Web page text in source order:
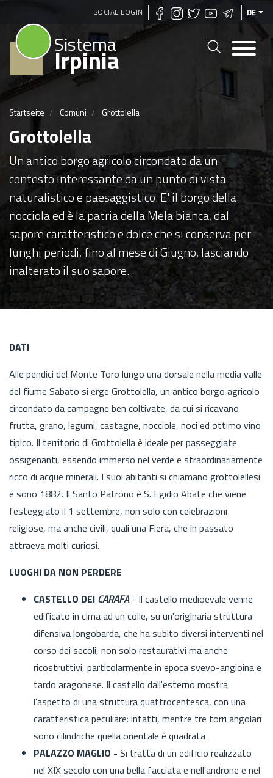
Direkt
zum
SOCIAL LOGIN DE
Sistema
Irpinia
Startseite Comuni Grottolella
Grottolella
Un antico borgo agricolo circondato da un
contesto interessante da un punto di vista
naturalistico e paesaggistico. E' il borgo della
nocciola ed è la patria della Mela bianca, dal
sapore caratteristico e dolce che si conserva per
lunghi periodi, fino al mese di Giugno, lasciando
inalterato il suo sapore.
DATI
Alle pendici del Monte Toro lungo una dorsale nella media valle
del fiume Sabato si erge Grottolella, un antico borgo agricolo
circondato da campagne ben coltivate, da cui si ricavano
frutta, grano, legumi, castagne, nocciole, noci ed ottimo vino
tipico. Il territorio di Grottolella è ideale per passeggiate
ossigenanti, essendo immerso nel verde e straordinariamente
ricco di acque minerali. I suoi abitanti si chiamano grottolellesi
e sono 1882. Il Santo Patrono è S. Egidio Abate che viene
festeggiato il 1 settembre, non solo con celebrazioni
religiose, ma anche civili, quali una Fiera, che in passato
attraeva molti curiosi.
LUOGHI DA NON PERDERE
CASTELLO DEI CARAFA- Il castello medioevale venne
edificato in cima ad un colle, su un'originaria struttura
difensiva longobarda, che ha subito diversi interventi nel
corso dei secoli, non solo restaurativi ma anche
ricostruttivi, particolarmente in epoca svevo-angioina e
tardo aragonese. Il castello dall'esterno mostra
l'aspetto di una struttura quattrocentesca, con una
caratteristica peculiare: infatti, mentre tre torri angolari
sono cilindriche quella orientale è quadrata
PALAZZO MAGLIO - Si tratta di un edificio realizzato
nel XIX secolo con una bella facciata e nell'androne e nel